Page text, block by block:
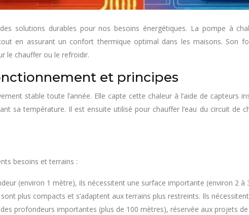
solutions durables pour nos besoins énergétiques. La pompe à
en assurant un confort thermique optimal dans les maisons. Son
le chauffer ou le refroidir.
et principes
stable toute l’année. Elle capte cette chaleur à l’aide de capteurs
sa température. Il est ensuite utilisé pour chauffer l’eau du circuit de
besoins et terrains :
(environ 1 mètre), ils nécessitent une surface importante (environ 2 à
plus compacts et s’adaptent aux terrains plus restreints. Ils
profondeurs importantes (plus de 100 mètres), réservée aux projets